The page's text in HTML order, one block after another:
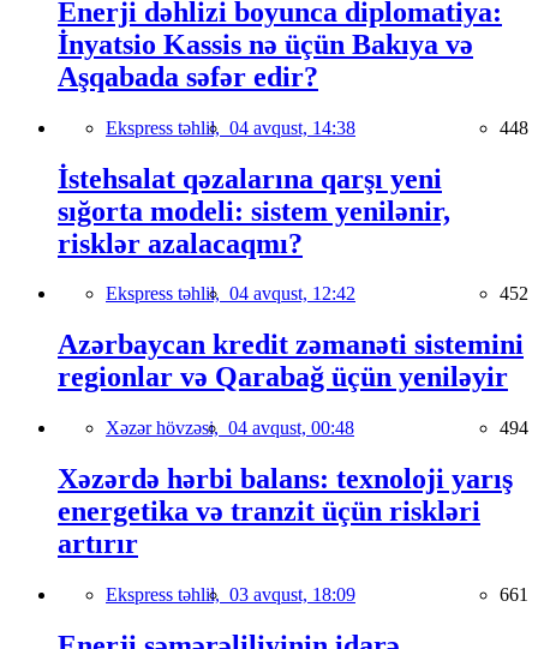
Enerji dəhlizi boyunca diplomatiya:
İnyatsio Kassis nə üçün Bakıya və
Aşqabada səfər edir?
Ekspress təhlil, 04 avqust, 14:38 448
İstehsalat qəzalarına qarşı yeni
sığorta modeli: sistem yenilənir,
risklər azalacaqmı?
Ekspress təhlil, 04 avqust, 12:42 452
Azərbaycan kredit zəmanəti sistemini
regionlar və Qarabağ üçün yeniləyir
Xəzər hövzəsi, 04 avqust, 00:48 494
Xəzərdə hərbi balans: texnoloji yarış
energetika və tranzit üçün riskləri
artırır
Ekspress təhlil, 03 avqust, 18:09 661